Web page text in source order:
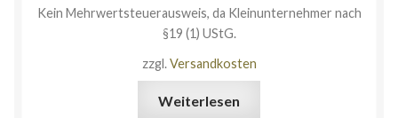
Kein Mehrwertsteuerausweis, da Kleinunternehmer nach
§19 (1) UStG.
zzgl.Versandkosten
Weiterlesen